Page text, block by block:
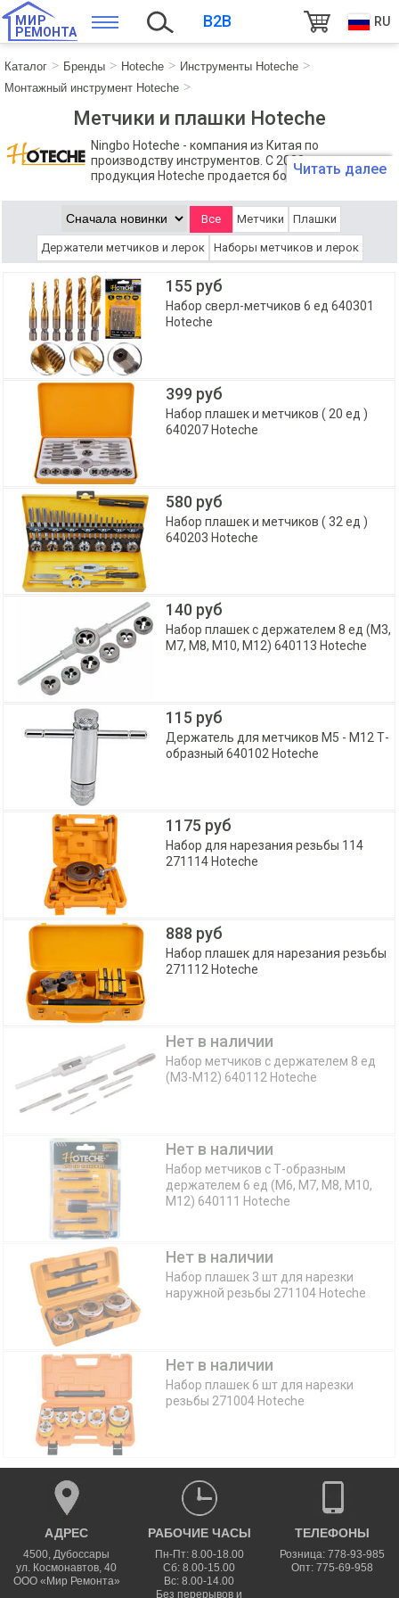
МИР
РЕМОНТА
B2B RU
Каталог Бренды Hoteche
Инструменты Hoteche
Монтажный инструмент Hoteche
Метчики и плашки Hoteche
Ningbo Hoteche - компания из Китая по
производству инструментов. С 2000 года
продукция Hoteche продается более чем в 100
Читать далее
Все Метчики Плашки
Держатели метчиков и лерок Наборы метчиков и лерок
155 руб
Набор сверл-метчиков 6 ед 640301
Hoteche
399 руб
Набор плашек и метчиков ( 20 ед )
640207 Hoteche
580 руб
Набор плашек и метчиков ( 32 ед )
640203 Hoteche
140 руб
Набор плашек с держателем 8 ед (M3,
M7, M8, M10, M12) 640113 Hoteche
115 руб
Держатель для метчиков М5 - M12 Т-
образный 640102 Hoteche
1175 руб
Набор для нарезания резьбы 114
271114 Hoteche
888 руб
Набор плашек для нарезания резьбы
271112 Hoteche
Нет в наличии
Набор метчиков с держателем 8 ед
(M3-M12) 640112 Hoteche
Нет в наличии
Набор метчиков с Т-образным
держателем 6 ед (M6, M7, M8, M10,
M12) 640111 Hoteche
Нет в наличии
Набор плашек 3 шт для нарезки
наружной резьбы 271104 Hoteche
Нет в наличии
Набор плашек 6 шт для нарезки
резьбы 271004 Hoteche
АДРЕС
4500,Дубоссары
ул. Космонавтов, 40
ООО «Мир Ремонта»
РАБОЧИЕ ЧАСЫ
Пн-Пт: 8.00-18.00
Сб: 8.00-15.00
Вс: 8.00-14.00
Без перерывов и
ТЕЛЕФОНЫ
Розница: 778-93-985
Опт: 775-69-958